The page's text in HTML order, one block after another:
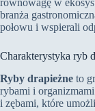
równowagę w
branża
połowu i wspierali
Charakterystyka ryb
Ryby drapieżne to
rybami i
i zębami, które